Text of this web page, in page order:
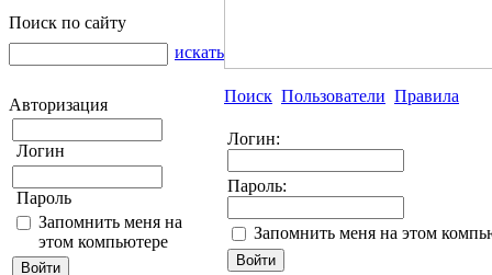
Поиск по сайту
искать
Авторизация
Логин
Пароль
Запомнить меня на
этом компьютере
Поиск Пользователи Правила
Логин:
Пароль:
Запомнить меня на этом